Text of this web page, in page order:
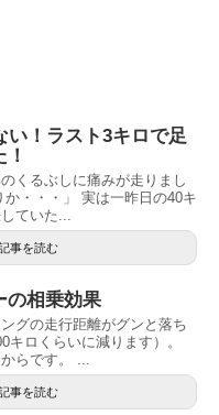
い！ラスト3キロで足
くるぶしに痛みが走りまし
・・・」 実は一昨日の40キ
ていた...
事を読む
の相乗効果
グの走行距離がグンと落ち
キロくらいに減ります）。
らです。 ...
事を読む